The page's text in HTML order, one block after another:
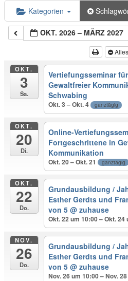
Kategorien
OKT. 2026 – MÄRZ 2027
OKT.
3
Sa.
Vertiefungsseminar
Gewaltfreier
Schwabing
Okt. 3 – Okt. 4 ganztägig
OKT.
20
Di.
Online-
Fortgeschrittene in
Kommunikation
Okt. 20 – Okt. 21 ganztägig
OKT.
22
Do.
Grundausbildung /
Esther Gerdts und
von 5@ zuhause
Okt. 22 um 10:00 – Okt. 24
NOV.
26
Do.
Grundausbildung /
Esther Gerdts und
von 5@ zuhause
Nov. 26 um 10:00 – Nov.